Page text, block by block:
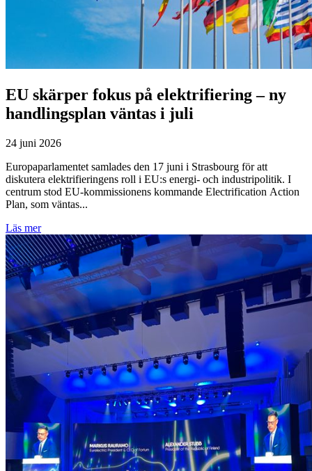
EU skärper fokus på elektrifiering – ny
handlingsplan väntas i juli
24 juni 2026
Europaparlamentet samlades den 17 juni i Strasbourg för att
diskutera elektrifieringens roll i EU:s energi- och industripolitik. I
centrum stod EU-kommissionens kommande Electrification Action
Plan, som väntas...
Läs mer